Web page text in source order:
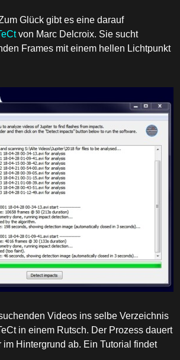
Glück gibt es eine darauf
von Marc Delcroix. Sie sucht
Frames mit einem hellen Lichtpunkt
Videos ins selbe Verzeichnis
in einem Rutsch. Der Prozess dauert
Hintergrund ab. Ein Tutorial findet